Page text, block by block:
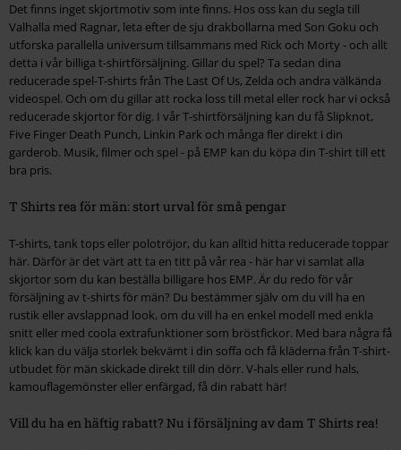
Det finns inget skjortmotiv som inte finns. Hos oss kan du segla till
Valhalla med Ragnar, leta efter de sju drakbollarna med Son Goku och
utforska parallella universum tillsammans med Rick och Morty - och allt
detta i vår billiga t-shirtförsäljning. Gillar du spel? Ta sedan dina
reducerade spel-T-shirts från The Last Of Us, Zelda och andra välkända
videospel. Och om du gillar att rocka loss till metal eller rock har vi också
reducerade skjortor för dig. I vår T-shirtförsäljning kan du få Slipknot,
Five Finger Death Punch, Linkin Park och många fler direkt i din
garderob. Musik, filmer och spel - på EMP kan du köpa din T-shirt till ett
bra pris.
T Shirts rea för män: stort urval för små pengar
T-shirts, tank tops eller polotröjor, du kan alltid hitta reducerade toppar
här. Därför är det värt att ta en titt på vår rea - här har vi samlat alla
skjortor som du kan beställa billigare hos EMP. Är du redo för vår
försäljning av t-shirts för män? Du bestämmer själv om du vill ha en
rustik eller avslappnad look, om du vill ha en enkel modell med enkla
snitt eller med coola extrafunktioner som bröstfickor. Med bara några få
klick kan du välja storlek bekvämt i din soffa och få kläderna från T-shirt-
utbudet för män skickade direkt till din dörr. V-hals eller rund hals,
kamouflagemönster eller enfärgad, få din rabatt här!
Vill du ha en häftig rabatt? Nu i försäljning av dam T Shirts rea!